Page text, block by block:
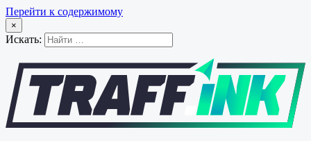
Перейти к содержимому
×
Искать: